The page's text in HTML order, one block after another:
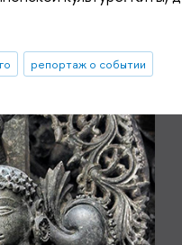
репортаж о событии